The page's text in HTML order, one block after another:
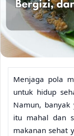
Menjaga pola
untuk hidup
Namun,
itu mahal dan
makanan sehat